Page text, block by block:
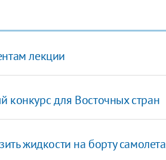
лекции
конкурс для Восточных стран
жидкости на борту самолета